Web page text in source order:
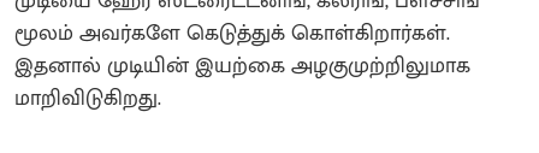
மூலம் அவர்களே கெடுத்துக் கொள்கிறார்கள்.
இதனால் முடியின் இயற்கை அழகு‌முற்றிலுமாக
மாறிவிடுகிறது.